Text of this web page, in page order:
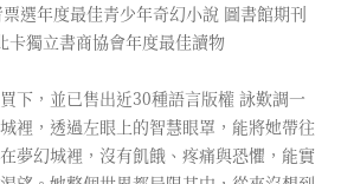
選年度最佳青少年奇幻小說 圖書館期刊
卡獨立書商協會年度最佳讀物
下，並已售出近30種語言版權 詠歎調一
裡，透過左眼上的智慧眼罩，能將她帶往
夢幻城裡，沒有飢餓、疼痛與恐懼，能實